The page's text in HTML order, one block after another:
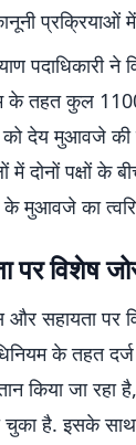
प्रक्रियाओं में
पदाधिकारी ने
तहत कुल
देय मुआवजे की
में दोनों पक्षों
मुआवजे का
पर विशेष
और सहायता पर
के तहत
किया जा
चुका है. इसके